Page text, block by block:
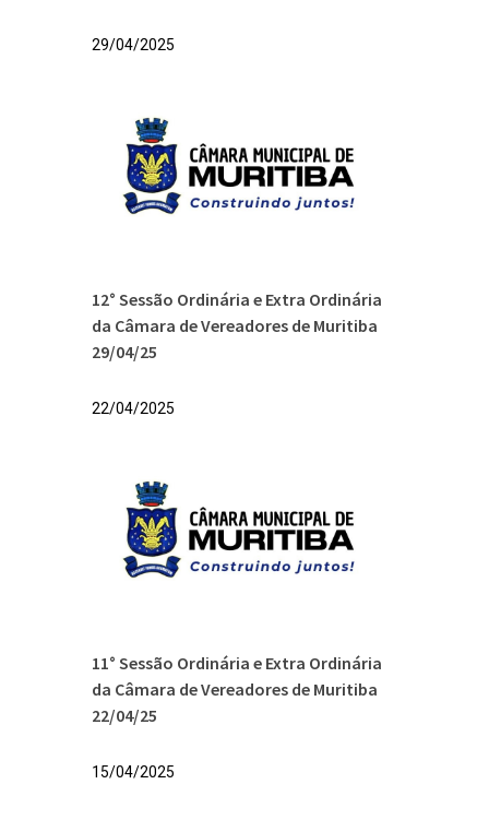
29/04/2025
12° Sessão Ordinária e Extra Ordinária
da Câmara de Vereadores de Muritiba
29/04/25
22/04/2025
11° Sessão Ordinária e Extra Ordinária
da Câmara de Vereadores de Muritiba
22/04/25
15/04/2025